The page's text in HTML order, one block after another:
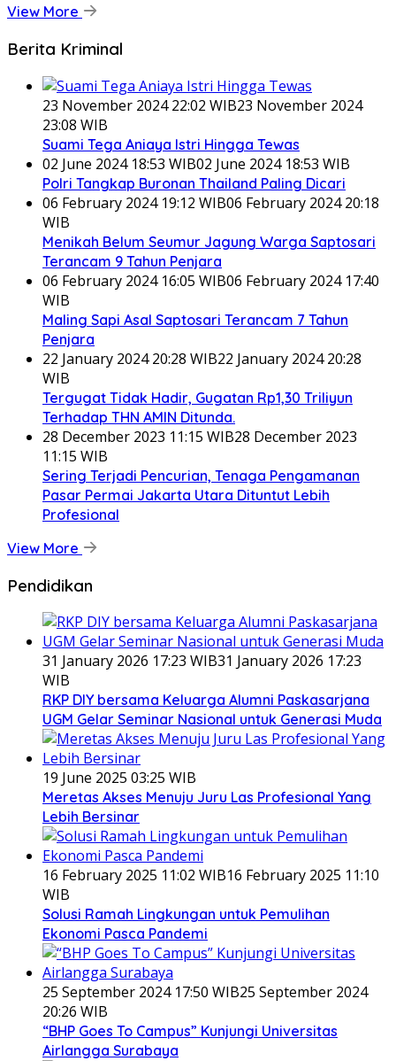
View More
Berita Kriminal
23 November 2024 22:02 WIB23 November 2024
23:08 WIB
Suami Tega Aniaya Istri Hingga Tewas
02 June 2024 18:53 WIB02 June 2024 18:53 WIB
Polri Tangkap Buronan Thailand Paling Dicari
06 February 2024 19:12 WIB06 February 2024 20:18
WIB
Menikah Belum Seumur Jagung Warga Saptosari
Terancam 9 Tahun Penjara
06 February 2024 16:05 WIB06 February 2024 17:40
WIB
Maling Sapi Asal Saptosari Terancam 7 Tahun
Penjara
22 January 2024 20:28 WIB22 January 2024 20:28
WIB
Tergugat Tidak Hadir, Gugatan Rp1,30 Triliyun
Terhadap THN AMIN Ditunda.
28 December 2023 11:15 WIB28 December 2023
11:15 WIB
Sering Terjadi Pencurian, Tenaga Pengamanan
Pasar Permai Jakarta Utara Dituntut Lebih
Profesional
View More
Pendidikan
31 January 2026 17:23 WIB31 January 2026 17:23
WIB
RKP DIY bersama Keluarga Alumni Paskasarjana
UGM Gelar Seminar Nasional untuk Generasi Muda
19 June 2025 03:25 WIB
Meretas Akses Menuju Juru Las Profesional Yang
Lebih Bersinar
16 February 2025 11:02 WIB16 February 2025 11:10
WIB
Solusi Ramah Lingkungan untuk Pemulihan
Ekonomi Pasca Pandemi
25 September 2024 17:50 WIB25 September 2024
20:26 WIB
“BHP Goes To Campus” Kunjungi Universitas
Airlangga Surabaya